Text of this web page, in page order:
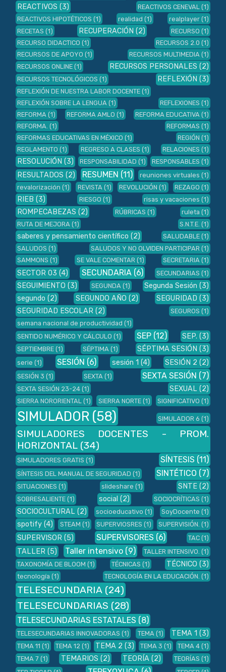
REACTIVOS (3) REACTIVOS CENEVAL (1)
REACTIVOS HIPOTÉTICOS (1) realidad (1) realplayer (1)
RECETAS (1) RECUPERACIÓN (2) RECURSO (1)
RECURSO DIDACTICO (1) RECURSOS 2.0 (1)
RECURSOS DE APOYO (1) RECURSOS MULTIMEDIA (1)
RECURSOS ONLINE (1) RECURSOS PERSONALES (2)
RECURSOS TECNOLÓGICOS (1) REFLEXIÓN (3)
REFLEXIÓN DE NUESTRA LABOR DOCENTE (1)
REFLEXIÓN SOBRE LA LENGUA (1) REFLEXIONES (1)
REFORMA (1) REFORMA AMLO (1) REFORMA EDUCATIVA (1)
REFORMA. (1) REFORMAS (1)
REFORMAS EDUCATIVAS EN MÉXICO (1) REGIÓN (1)
REGLAMENTO (1) REGRESO A CLASES (1) RELACIONES (1)
RESOLUCIÓN (3) RESPONSABILIDAD (1) RESPONSABLES (1)
RESULTADOS (2) RESUMEN (11) reuniones virtuales (1)
revalorización (1) REVISTA (1) REVOLUCIÓN (1) REZAGO (1)
RIEB (3) RIESGO (1) risas y vacaciones (1)
ROMPECABEZAS (2) RÚBRICAS (1) ruleta (1)
RUTA DE MEJORA (1) S.N.T.E. (1)
saberes y pensamiento científico (2) SALUDABLE (1)
SALUDOS (1) SALUDOS Y NO OLVIDEN PARTICIPAR (1)
SAMMONS (1) SE VALE COMENTAR (1) SECRETARIA (1)
SECTOR 03 (4) SECUNDARIA (6) SECUNDARIAS (1)
SEGUIMIENTO (3) SEGUNDA (1) Segunda Sesión (3)
segundo (2) SEGUNDO AÑO (2) SEGURIDAD (3)
SEGURIDAD ESCOLAR (2) SEGUROS (1)
semana nacional de productividad (1)
SENTIDO NUMÉRICO Y CÁLCULO (1) SEP (12) SEP. (3)
SEPTIEMBRE (1) SÉPTIMA (1) SÉPTIMA SESIÓN (3)
serie (1) SESIÓN (6) sesión 1 (4) SESIÓN 2 (2)
SESIÓN 3 (1) SEXTA (1) SEXTA SESIÓN (7)
SEXTA SESIÓN 23-24 (1) SEXUAL (2)
SIERRA NORORIENTAL (1) SIERRA NORTE (1) SIGNIFICATIVO (1)
SIMULADOR (58) SIMULADOR 6 (1)
SIMULADORES DOCENTES - PROM.
HORIZONTAL (34)
SIMULADORES GRATIS (1) SÍNTESIS (11)
SÍNTESIS DEL MANUAL DE SEGURIDAD (1) SINTÉTICO (7)
SITUACIONES (1) slideshare (1) SNTE (2)
SOBRESALIENTE (1) social (2) SOCIOCRÍTICAS (1)
SOCIOCULTURAL (2) socioeducativo (1) SoyDocente (1)
spotify (4) STEAM (1) SUPERVIOSRES (1) SUPERVISIÓN. (1)
SUPERVISOR (5) SUPERVISORES (6) TAC (1)
TALLER (5) Taller intensivo (9) TALLER INTENSIVO. (1)
TAXONOMÍA DE BLOOM (1) TÉCNICAS (1) TÉCNICO (3)
tecnología (1) TECNOLOGÍA EN LA EDUCACIÓN. (1)
TELESECUNDARIA (24)
TELESECUNDARIAS (28)
TELESECUNDARIAS ESTATALES (8)
TELESECUNDARIAS INNOVADORAS (1) TEMA (1) TEMA 1 (3)
TEMA 11 (1) TEMA 12 (1) TEMA 2 (3) TEMA 3 (1) TEMA 4 (1)
TEMA 7 (1) TEMARIOS (2) TEORÍA (2) TEORÍAS (1)